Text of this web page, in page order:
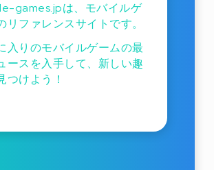
games.jpは、モバイルゲ
リファレンスサイトです。
入りのモバイルゲームの最
ースを入手して、新しい趣
つけよう！